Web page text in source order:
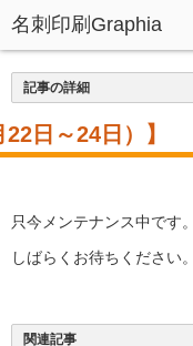
記事の詳細
日～24日）】
只今メンテナンス中です。
しばらくお待ちください。
関連記事